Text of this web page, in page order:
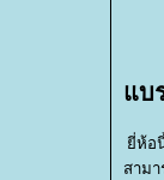
บร
ห้อนี้
สาม